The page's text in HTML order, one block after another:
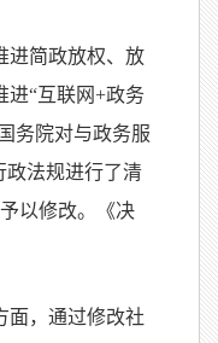
进简政放权、放
进“互联网+政务
务院对与政务服
政法规进行了清
以修改。《决
面，通过修改社